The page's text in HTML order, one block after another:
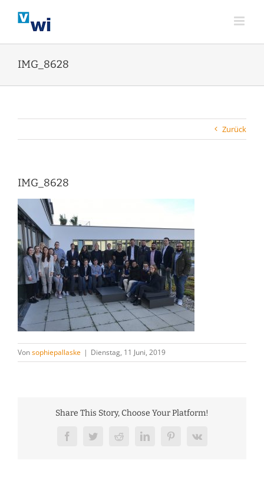
Inhalt
IMG_8628
Zurück
IMG_8628
Vonsophiepallaske | Dienstag, 11 Juni, 2019
Share This Story, Choose Your Platform!
FacebookTwitterRedditLinkedInPinterest
Vk